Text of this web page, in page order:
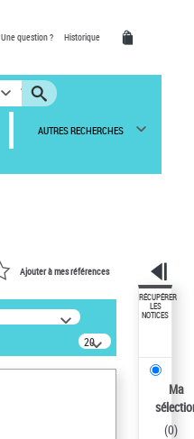
Une question ? Historique
AUTRES RECHERCHES
Ajouter à mes références
20
résultats/page
RÉCUPÉRER
LES
NOTICES
Ma
(0)